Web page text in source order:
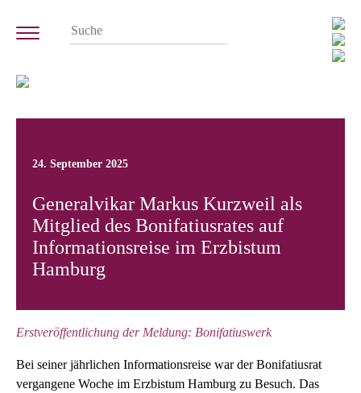
24. September 2025
Generalvikar Markus Kurzweil als
Mitglied des Bonifatiusrates auf
Informationsreise im Erzbistum
Hamburg
Erstveröffentlichung der Meldung: Bonifatiuswerk
Bei seiner jährlichen Informationsreise war der Bonifatiusrat
vergangene Woche im Erzbistum Hamburg zu Besuch. Das